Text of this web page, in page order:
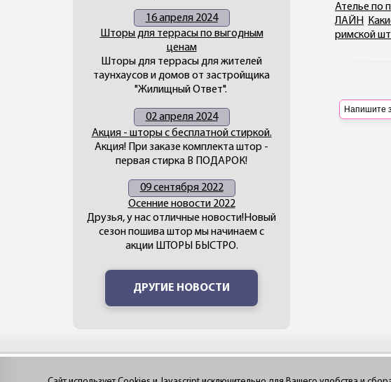
Ателье по
ЛАЙН
римской
16 апреля 2024
Шторы для террасы по выгодным
ценам
Шторы для террасы для жителей
таунхаусов и домов от застройщика
"Жилищный Ответ".
02 апреля 2024
Акция - шторы с бесплатной стиркой.
Акция! При заказе комплекта штор -
первая стирка В ПОДАРОК!
09 сентября 2022
Осенние новости 2022
Друзья, у нас отличные новости!Новый
сезон пошива штор мы начинаем с
акции ШТОРЫ БЫСТРО.
ДРУГИЕ НОВОСТИ